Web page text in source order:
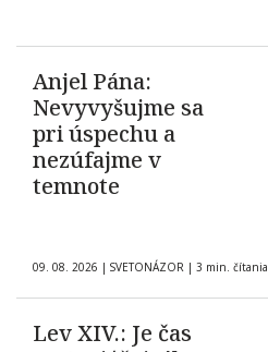
Anjel Pána:
Nevyvyšujme sa
pri úspechu a
nezúfajme v
temnote
09. 08. 2026 | SVETONÁZOR | 3 min. čítania
Lev XIV.: Je čas